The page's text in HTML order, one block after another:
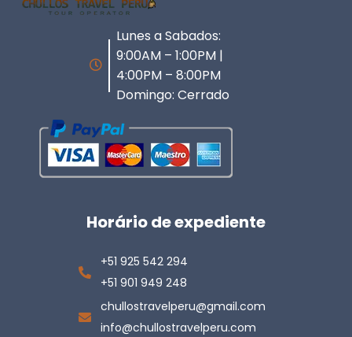
Lunes a Sabados:
9:00AM – 1:00PM |
4:00PM – 8:00PM
Domingo: Cerrado
Horário de expediente
+51 925 542 294
+51 901 949 248
chullostravelperu@gmail.com
info@chullostravelperu.com